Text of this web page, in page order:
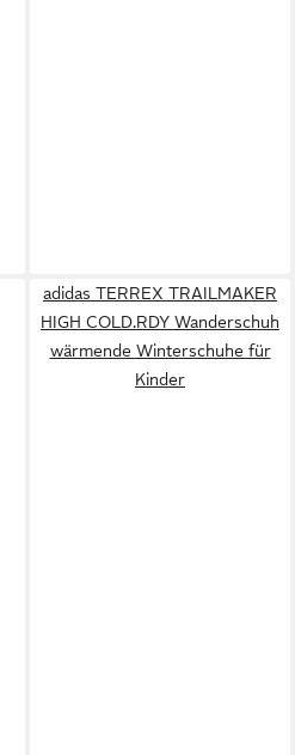
adidas TERREX TRAILMAKER
HIGH COLD.RDY Wanderschuh
wärmende Winterschuhe für
Kinder